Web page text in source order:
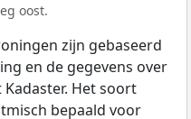
oost.
zijn gebaseerd
en de gegevens over
Het soort
bepaald voor